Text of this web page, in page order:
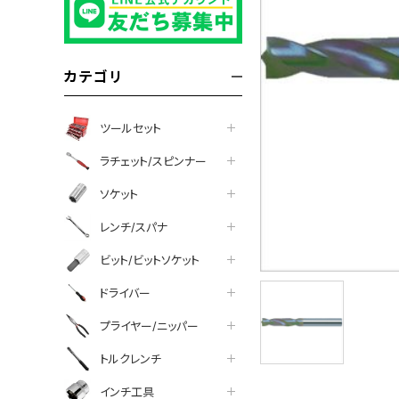
カテゴリ
ツールセット
ラチェット/スピンナー
ソケット
レンチ/スパナ
ビット/ビットソケット
ドライバー
プライヤー/ニッパー
トルクレンチ
インチ工具